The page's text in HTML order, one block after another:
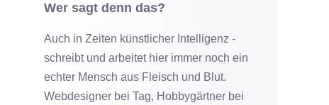
Wer sagt denn das?
Auch in Zeiten künstlicher Intelligenz -
schreibt und arbeitet hier immer noch ein
echter Mensch aus Fleisch und Blut.
Webdesigner bei Tag, Hobbygärtner bei